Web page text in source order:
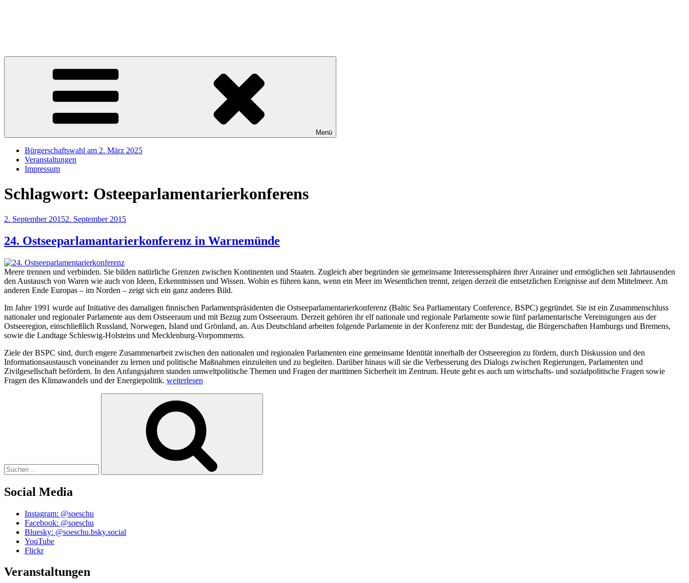
Menü
Bürgerschaftswahl am 2. März 2025
Veranstaltungen
Impressum
Schlagwort: Osteeparlamentarierkonferens
Veröffentlicht
2. September 20152. September 2015
24. Ostseeparlamantarierkonferenz in Warnemünde
Meere trennen und verbinden. Sie bilden natürliche Grenzen zwischen Kontinenten und Staaten. Zugleich aber begründen sie gemeinsame Interessensphären ihrer Anrainer und ermöglichen seit Jahrtausenden
den Austausch von Waren wie auch von Ideen, Erkenntnissen und Wissen. Wohin es führen kann, wenn ein Meer im Wesentlichen trennt, zeigen derzeit die entsetzlichen Ereignisse auf dem Mittelmeer. Am
anderen Ende Europas – im Norden – zeigt sich ein ganz anderes Bild.
Im Jahre 1991 wurde auf Initiative des damaligen finnischen Parlamentspräsidenten die Ostseeparlamentarierkonferenz (Baltic Sea Parliamentary Conference, BSPC) gegründet. Sie ist ein Zusammenschluss
nationaler und regionaler Parlamente aus dem Ostseeraum und mit Bezug zum Ostseeraum. Derzeit gehören ihr elf nationale und regionale Parlamente sowie fünf parlamentarische Vereinigungen aus der
Ostseeregion, einschließlich Russland, Norwegen, Island und Grönland, an. Aus Deutschland arbeiten folgende Parlamente in der Konferenz mit: der Bundestag, die Bürgerschaften Hamburgs und Bremens,
sowie die Landtage Schleswig-Holsteins und Mecklenburg-Vorpommerns.
Ziele der BSPC sind, durch engere Zusammenarbeit zwischen den nationalen und regionalen Parlamenten eine gemeinsame Identität innerhalb der Ostseeregion zu fördern, durch Diskussion und den
Informationsaustausch voneinander zu lernen und politische Maßnahmen einzuleiten und zu begleiten. Darüber hinaus will sie die Verbesserung des Dialogs zwischen Regierungen, Parlamenten und
Zivilgesellschaft befördern. In den Anfangsjahren standen umweltpolitische Themen und Fragen der maritimen Sicherheit im Zentrum. Heute geht es auch um wirtschafts- und sozialpolitische Fragen sowie
Fragen des Klimawandels und der Energiepolitik. „24.
Warnemünde“
weiterlesen
Social Media
Instagram: @soeschu
Facebook: @soeschu
Bluesky: @soeschu.bsky.social
YouTube
Flickr
Veranstaltungen